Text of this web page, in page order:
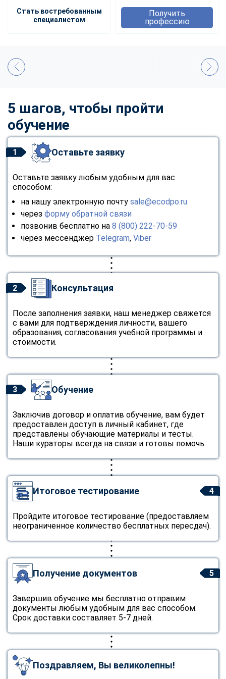
Стать востребованным
специалистом
Получить
профессию
5 шагов, чтобы пройти
обучение
1 Оставьте заявку
Оставьте заявку любым удобным для вас
способом:
на нашу электронную почту sale@ecodpo.ru
через форму обратной связи
позвонив бесплатно на 8 (800) 222-70-59
через мессенджер Telegram, Viber
2 Консультация
После заполнения заявки, наш менеджер свяжется
с вами для подтверждения личности, вашего
образования, согласования учебной программы и
стоимости.
3 Обучение
Заключив договор и оплатив обучение, вам будет
предоставлен доступ в личный кабинет, где
представлены обучающие материалы и тесты.
Наши кураторы всегда на связи и готовы помочь.
4
Итоговое тестирование
Пройдите итоговое тестирование (предоставляем
неограниченное количество бесплатных пересдач).
5
Получение документов
Завершив обучение мы бесплатно отправим
документы любым удобным для вас способом.
Срок доставки составляет 5-7 дней.
Поздравляем, Вы великолепны!